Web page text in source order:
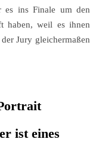
es ins Finale um den
haben, weil es ihnen
Jury gleichermaßen
ist eines